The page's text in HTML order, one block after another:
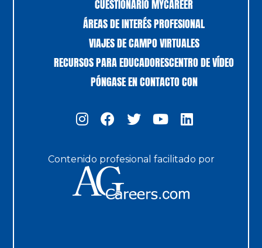
ÁREAS DE INTERÉS PROFESIONAL
VIAJES DE CAMPO VIRTUALES
RECURSOS PARA EDUCADORESCENTRO DE VÍDEO
PÓNGASE EN CONTACTO CON
Contenido profesional facilitado por